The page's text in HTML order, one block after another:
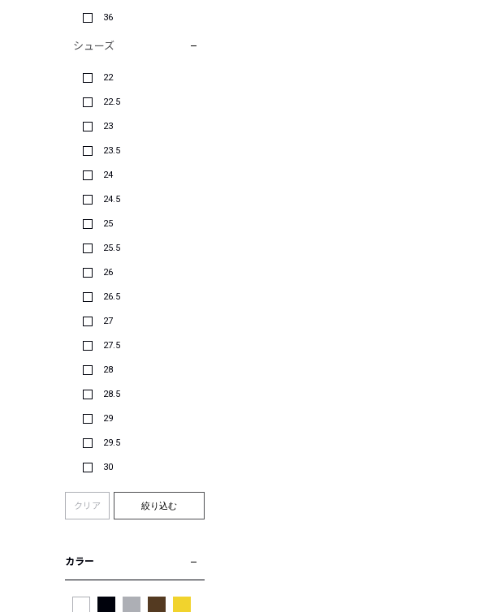
36
シューズ
22
22.5
23
23.5
24
24.5
25
25.5
26
26.5
27
27.5
28
28.5
29
29.5
30
クリア 絞り込む
カラー